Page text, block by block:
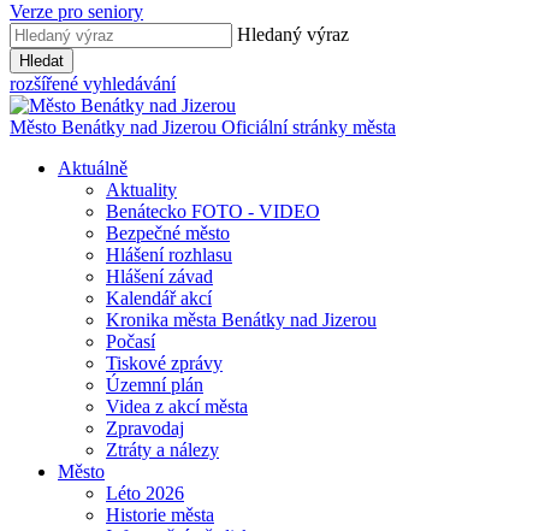
Verze pro seniory
Hledaný výraz
Hledat
rozšířené vyhledávání
Město Benátky nad Jizerou Oficiální stránky města
Aktuálně
Aktuality
Benátecko FOTO - VIDEO
Bezpečné město
Hlášení rozhlasu
Hlášení závad
Kalendář akcí
Kronika města Benátky nad Jizerou
Počasí
Tiskové zprávy
Územní plán
Videa z akcí města
Zpravodaj
Ztráty a nálezy
Město
Léto 2026
Historie města